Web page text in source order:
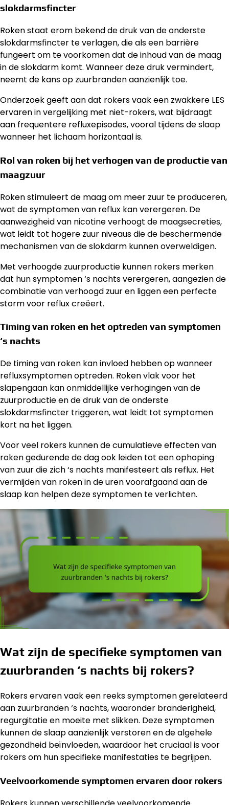
slokdarmsfincter
Roken staat erom bekend de druk van de onderste
slokdarmsfincter te verlagen, die als een barrière
fungeert om te voorkomen dat de inhoud van de maag
in de slokdarm komt. Wanneer deze druk vermindert,
neemt de kans op zuurbranden aanzienlijk toe.
Onderzoek geeft aan dat rokers vaak een zwakkere LES
ervaren in vergelijking met niet-rokers, wat bijdraagt
aan frequentere refluxepisodes, vooral tijdens de slaap
wanneer het lichaam horizontaal is.
Rol van roken bij het verhogen van de productie van
maagzuur
Roken stimuleert de maag om meer zuur te produceren,
wat de symptomen van reflux kan verergeren. De
aanwezigheid van nicotine verhoogt de maagsecreties,
wat leidt tot hogere zuur niveaus die de beschermende
mechanismen van de slokdarm kunnen overweldigen.
Met verhoogde zuurproductie kunnen rokers merken
dat hun symptomen ‘s nachts verergeren, aangezien de
combinatie van verhoogd zuur en liggen een perfecte
storm voor reflux creëert.
Timing van roken en het optreden van symptomen
‘s nachts
De timing van roken kan invloed hebben op wanneer
refluxsymptomen optreden. Roken vlak voor het
slapengaan kan onmiddellijke verhogingen van de
zuurproductie en de druk van de onderste
slokdarmsfincter triggeren, wat leidt tot symptomen
kort na het liggen.
Voor veel rokers kunnen de cumulatieve effecten van
roken gedurende de dag ook leiden tot een ophoping
van zuur die zich ‘s nachts manifesteert als reflux. Het
vermijden van roken in de uren voorafgaand aan de
slaap kan helpen deze symptomen te verlichten.
Wat zijn de specifieke symptomen van
zuurbranden ‘s nachts bij rokers?
Rokers ervaren vaak een reeks symptomen gerelateerd
aan zuurbranden ‘s nachts, waaronder branderigheid,
regurgitatie en moeite met slikken. Deze symptomen
kunnen de slaap aanzienlijk verstoren en de algehele
gezondheid beïnvloeden, waardoor het cruciaal is voor
rokers om hun specifieke manifestaties te begrijpen.
Veelvoorkomende symptomen ervaren door rokers